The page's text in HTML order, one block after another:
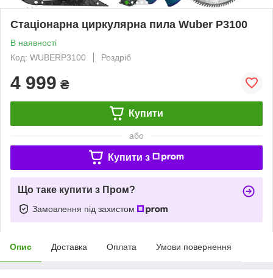
Стаціонарна циркулярна пила Wuber P3100
В наявності
Код: WUBERP3100
Роздріб
4 999 ₴
Купити
або
Купити з
Що таке купити з Пром?
Замовлення під захистом
Опис Доставка Оплата Умови повернення